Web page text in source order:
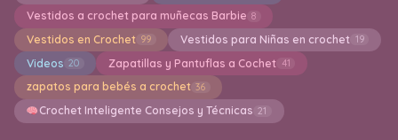
Vestidos a crochet para muñecas Barbie 8
Vestidos en Crochet 99 Vestidos para Niñas en crochet 19
Videos 20 Zapatillas y Pantuflas a Cochet 41
zapatos para bebés a crochet 36
Crochet Inteligente Consejos y Técnicas 21